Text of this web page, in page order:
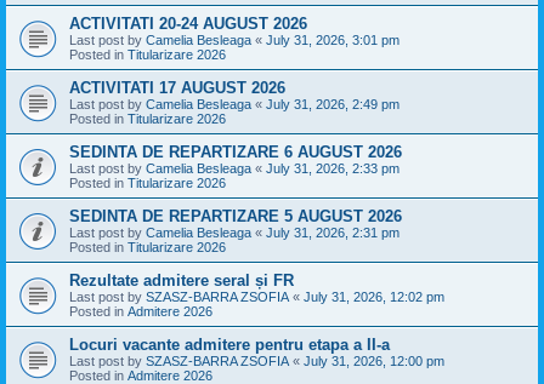
ACTIVITATI 20-24 AUGUST 2026
Last post by Camelia Besleaga « July 31, 2026, 3:01 pm
Posted in Titularizare 2026
ACTIVITATI 17 AUGUST 2026
Last post by Camelia Besleaga « July 31, 2026, 2:49 pm
Posted in Titularizare 2026
SEDINTA DE REPARTIZARE 6 AUGUST 2026
Last post by Camelia Besleaga « July 31, 2026, 2:33 pm
Posted in Titularizare 2026
SEDINTA DE REPARTIZARE 5 AUGUST 2026
Last post by Camelia Besleaga « July 31, 2026, 2:31 pm
Posted in Titularizare 2026
Rezultate admitere seral și FR
Last post by SZASZ-BARRA ZSOFIA « July 31, 2026, 12:02 pm
Posted in Admitere 2026
Locuri vacante admitere pentru etapa a II-a
Last post by SZASZ-BARRA ZSOFIA « July 31, 2026, 12:00 pm
Posted in Admitere 2026